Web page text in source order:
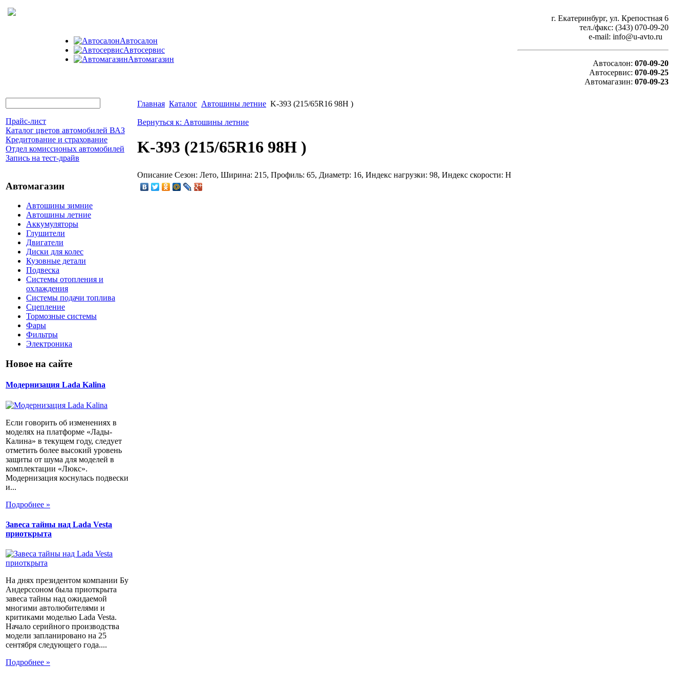
Автосалон
Автосервис
Автомагазин
г. Екатеринбург, ул. Крепостная 6
тел./факс: (343) 070-09-20
e-mail: info@u-avto.ru
Автосалон: 070-09-20
Автосервис: 070-09-25
Автомагазин: 070-09-23
Прайс-лист
Каталог цветов автомобилей ВАЗ
Кредитование и страхование
Отдел комиссионых автомобилей
Запись на тест-драйв
Автомагазин
Автошины зимние
Автошины летние
Аккумуляторы
Глушители
Двигатели
Диски для колес
Кузовные детали
Подвеска
Системы отопления и
охлаждения
Системы подачи топлива
Сцепление
Тормозные системы
Фары
Фильтры
Электроника
Новое на сайте
Модернизация Lada Kalina
Если говорить об изменениях в
моделях на платформе «Лады-
Калина» в текущем году, следует
отметить более высокий уровень
защиты от шума для моделей в
комплектации «Люкс».
Модернизация коснулась подвески
и...
Подробнее »
Завеса тайны над Lada Vesta
приоткрыта
На днях президентом компании Бу
Андерссоном была приоткрыта
завеса тайны над ожидаемой
многими автолюбителями и
критиками моделью Lada Vesta.
Начало серийного производства
модели запланировано на 25
сентября следующего года....
Подробнее »
Главная Каталог Автошины летние K-393 (215/65R16 98H )
Вернуться к: Автошины летние
K-393 (215/65R16 98H )
Описание Сезон: Лето, Ширина: 215, Профиль: 65, Диаметр: 16, Индекс нагрузки: 98, Индекс скорости: H